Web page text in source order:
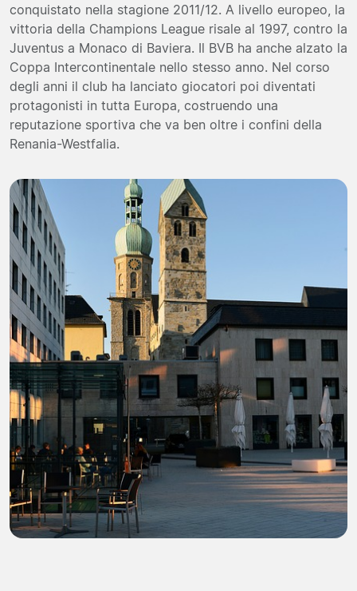
conquistato nella stagione 2011/12. A livello europeo, la
vittoria della Champions League risale al 1997, contro la
Juventus a Monaco di Baviera. Il BVB ha anche alzato la
Coppa Intercontinentale nello stesso anno. Nel corso
degli anni il club ha lanciato giocatori poi diventati
protagonisti in tutta Europa, costruendo una
reputazione sportiva che va ben oltre i confini della
Renania-Westfalia.